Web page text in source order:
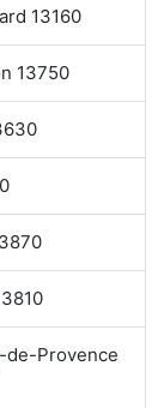
13160
13750
de-Provence